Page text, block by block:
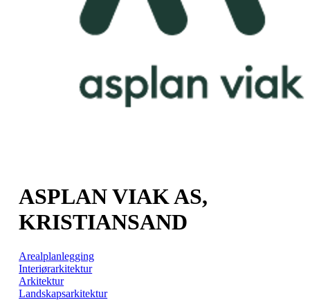
ASPLAN VIAK AS,
KRISTIANSAND
Arealplanlegging
Interiørarkitektur
Arkitektur
Landskapsarkitektur